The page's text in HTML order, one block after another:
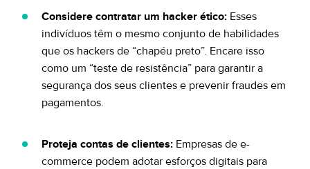
Considere contratar um hacker ético: Esses
indivíduos têm o mesmo conjunto de habilidades
que os hackers de “chapéu preto”. Encare isso
como um “teste de resistência” para garantir a
segurança dos seus clientes e prevenir fraudes em
pagamentos.
Proteja contas de clientes: Empresas de e-
commerce podem adotar esforços digitais para